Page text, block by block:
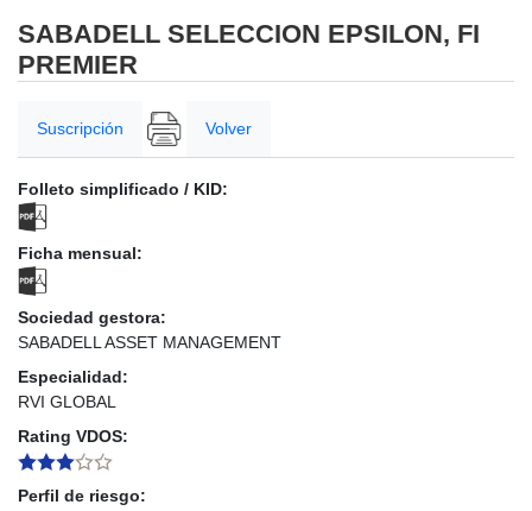
SABADELL SELECCION EPSILON, FI
PREMIER
Suscripción Volver
Folleto simplificado / KID:
Ficha mensual:
Sociedad gestora:
SABADELL ASSET MANAGEMENT
Especialidad:
RVI GLOBAL
Rating VDOS:
Perfil de riesgo: